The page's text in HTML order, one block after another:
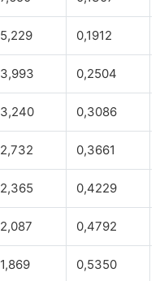
5,229 0,1912
3,993 0,2504
3,240 0,3086
2,732 0,3661
2,365 0,4229
2,087 0,4792
1,869 0,5350